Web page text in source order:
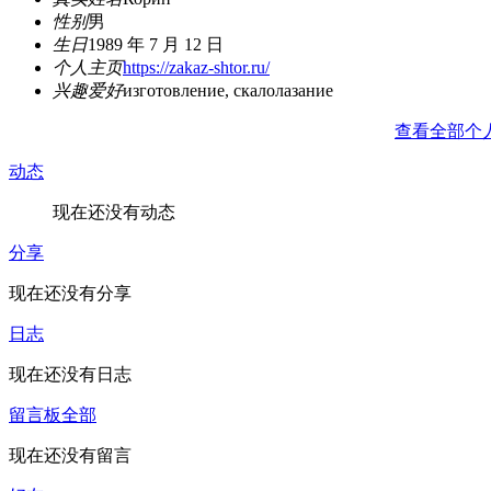
性别男
生日1989 年 7 月 12 日
个人主页https://zakaz-shtor.ru/
兴趣爱好изготовление, скалолазание
查看全部个
动态
现在还没有动态
分享
现在还没有分享
日志
现在还没有日志
留言板全部
现在还没有留言